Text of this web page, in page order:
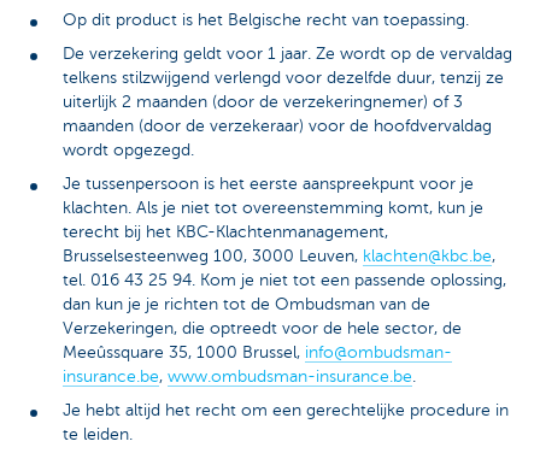
Op dit product is het Belgische recht van toepassing.
De verzekering geldt voor 1 jaar. Ze wordt op de vervaldag
telkens stilzwijgend verlengd voor dezelfde duur, tenzij ze
uiterlijk 2 maanden (door de verzekeringnemer) of 3
maanden (door de verzekeraar) voor de hoofdvervaldag
wordt opgezegd.
Je tussenpersoon is het eerste aanspreekpunt voor je
klachten. Als je niet tot overeenstemming komt, kun je
terecht bij het KBC-Klachtenmanagement,
Brusselsesteenweg 100, 3000 Leuven, klachten@kbc.be,
tel. 016 43 25 94. Kom je niet tot een passende oplossing,
dan kun je je richten tot de Ombudsman van de
Verzekeringen, die optreedt voor de hele sector, de
Meeûssquare 35, 1000 Brussel, info@ombudsman-
insurance.be, www.ombudsman-insurance.be.
Je hebt altijd het recht om een gerechtelijke procedure in
te leiden.